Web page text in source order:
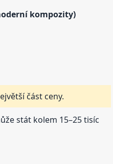
kompozity)
část ceny.
stát kolem 15–25 tisíc